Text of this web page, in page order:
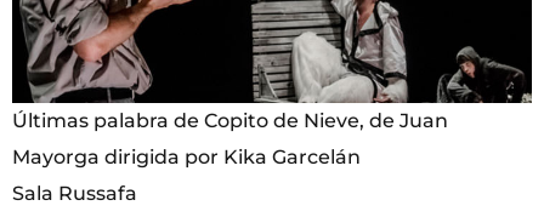
Últimas palabra de Copito de Nieve, de Juan
Mayorga dirigida por Kika Garcelán
Sala Russafa